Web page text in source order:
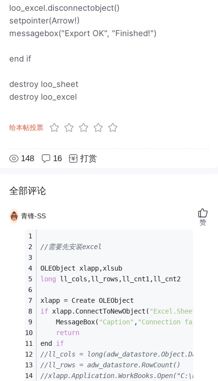
loo_excel.disconnectobject()
setpointer(Arrow!)
messagebox("Export OK", "Finished!")
end if
destroy loo_sheet
destroy loo_excel
给本帖投票
148 16 打赏
全部评论
青锋-SS
//需要先安装excel
OLEObject xlapp,xlsub
long ll_cols,ll_rows,ll_cnt1,ll_cnt2
xlapp = Create OLEObject
if xlapp.ConnectToNewObject( "Excel.Sheet"
	MessageBox(
"Caption" , "Connection failed!"
return
end if
//ll_cols =
//ll_rows = adw_datastore.RowCount()
//
赞